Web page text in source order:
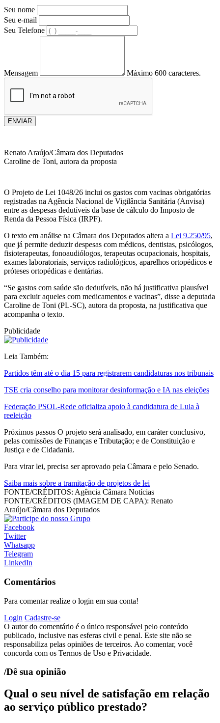
Seu nome
Seu e-mail
Seu Telefone
Mensagem Máximo 600 caracteres.
ENVIAR
Renato Araújo/Câmara dos Deputados
Caroline de Toni, autora da proposta
O Projeto de Lei 1048/26 inclui os gastos com vacinas obrigatórias
registradas na Agência Nacional de Vigilância Sanitária (Anvisa)
entre as despesas dedutíveis da base de cálculo do Imposto de
Renda da Pessoa Física (IRPF).
O texto em análise na Câmara dos Deputados altera a Lei 9.250/95,
que já permite deduzir despesas com médicos, dentistas, psicólogos,
fisioterapeutas, fonoaudiólogos, terapeutas ocupacionais, hospitais,
exames laboratoriais, serviços radiológicos, aparelhos ortopédicos e
próteses ortopédicas e dentárias.
“Se gastos com saúde são dedutíveis, não há justificativa plausível
para excluir aqueles com medicamentos e vacinas”, disse a deputada
Caroline de Toni (PL-SC), autora da proposta, na justificativa que
acompanha o texto.
Publicidade
Leia Também:
Partidos têm até o dia 15 para registrarem candidaturas nos tribunais
TSE cria conselho para monitorar desinformação e IA nas eleições
Federação PSOL-Rede oficializa apoio à candidatura de Lula à
reeleição
Próximos passos O projeto será analisado, em caráter conclusivo,
pelas comissões de Finanças e Tributação; e de Constituição e
Justiça e de Cidadania.
Para virar lei, precisa ser aprovado pela Câmara e pelo Senado.
Saiba mais sobre a tramitação de projetos de lei
FONTE/CRÉDITOS: Agência Câmara Notícias
FONTE/CRÉDITOS (IMAGEM DE CAPA): Renato
Araújo/Câmara dos Deputados
Facebook
Twitter
Whatsapp
Telegram
LinkedIn
Comentários
Para comentar realize o login em sua conta!
Login Cadastre-se
O autor do comentário é o único responsável pelo conteúdo
publicado, inclusive nas esferas civil e penal. Este site não se
responsabiliza pelas opiniões de terceiros. Ao comentar, você
concorda com os Termos de Uso e Privacidade.
/Dê sua opinião
Qual o seu nível de satisfação em relação
ao serviço público prestado?